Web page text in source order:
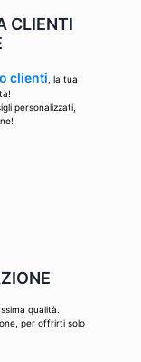
CLIENTI
clienti , la tua
personalizzati,
qualità.
per offrirti solo